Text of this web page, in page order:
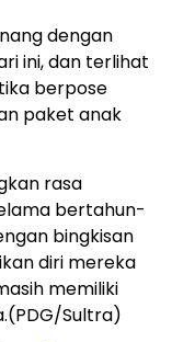
dengan
ini, dan terlihat
berpose
paket anak
rasa
bertahun-
bingkisan
diri mereka
memiliki
Sultra)